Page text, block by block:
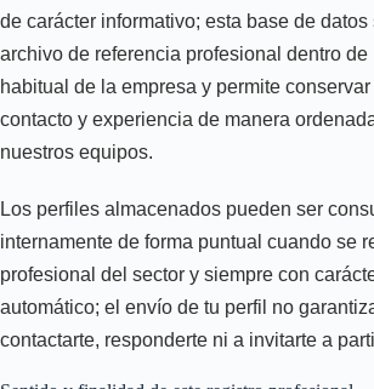
de carácter informativo; esta base de
archivo de referencia profesional dentro de
habitual de la empresa y permite
contacto y experiencia de manera
nuestros equipos.
Los perfiles almacenados pueden ser
internamente de forma puntual cuando se
profesional del sector y siempre con
automático; el envío de tu perfil no
contactarte, responderte ni a invitarte a